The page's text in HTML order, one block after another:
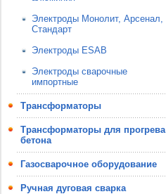
Электроды Монолит, Арсенал,
Стандарт
Электроды ESAB
Электроды сварочные
импортные
Трансформаторы
Трансформаторы для прогрева
бетона
Газосварочное оборудование
Ручная дуговая сварка